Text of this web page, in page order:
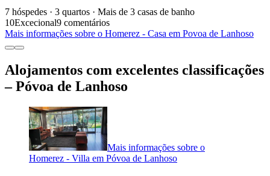
7 hóspedes · 3 quartos · Mais de 3 casas de banho
10Excecional9 comentários
Mais informações sobre o Homerez - Casa em Povoa de Lanhoso
Alojamentos com excelentes classificações
– Póvoa de Lanhoso
Mais informações sobre o
Homerez - Villa em Póvoa de Lanhoso